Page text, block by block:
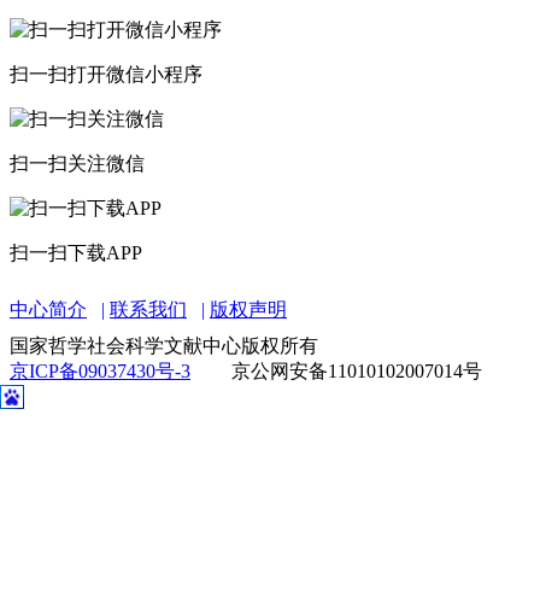
扫一扫打开微信小程序
扫一扫关注微信
扫一扫下载APP
中心简介 联系我们
版权声明
国家哲学社会科学文献中心版权所有
京ICP备09037430号-3
京公网安备11010102007014号